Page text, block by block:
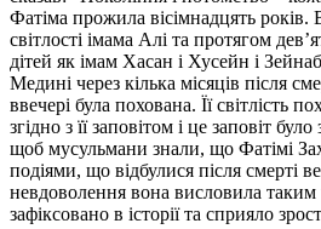
Фатіма прожила вісімнадцять
світлості імама Алі та протягом
дітей як імам Хасан і Хусейн і
Медині через кілька місяців після
ввечері була похована. Її світлість
згідно з її заповітом і це заповіт
щоб мусульмани знали, що Фатімі
подіями, що відбулися після смерті
невдоволення вона висловила
зафіксовано в історії та сприяло